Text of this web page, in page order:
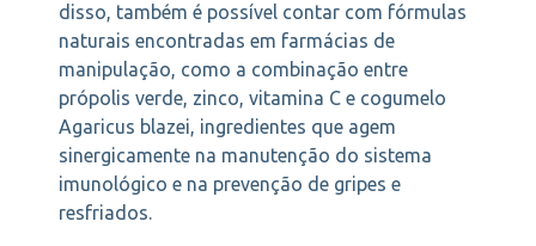
disso, também é possível contar com fórmulas
naturais encontradas em farmácias de
manipulação, como a combinação entre
própolis verde, zinco, vitamina C e cogumelo
Agaricus blazei, ingredientes que agem
sinergicamente na manutenção do sistema
imunológico e na prevenção de gripes e
resfriados.